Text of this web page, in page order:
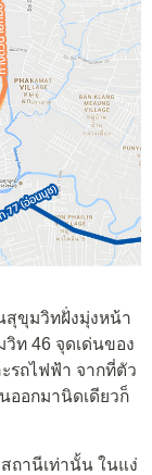
สุขุมวิทฝั่งมุ่งหน้า
ท 46 จุดเด่นของ
รถไฟฟ้า จากที่ตัว
ออกมานิดเดียวก็
ถานีเท่านั้น ในแง่